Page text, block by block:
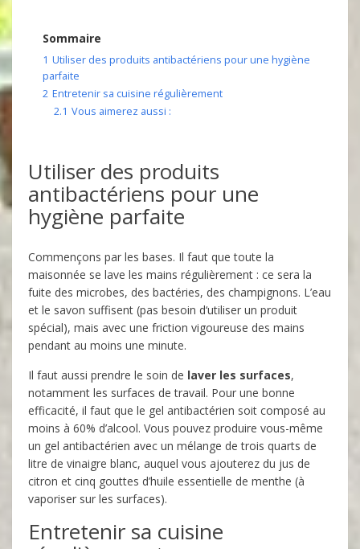
Sommaire
1 Utiliser des produits antibactériens pour une hygiène
parfaite
2 Entretenir sa cuisine régulièrement
2.1 Vous aimerez aussi :
Utiliser des produits
antibactériens pour une
hygiène parfaite
Commençons par les bases. Il faut que toute la
maisonnée se lave les mains régulièrement : ce sera la
fuite des microbes, des bactéries, des champignons. L’eau
et le savon suffisent (pas besoin d‘utiliser un produit
spécial), mais avec une friction vigoureuse des mains
pendant au moins une minute.
Il faut aussi prendre le soin de laver les surfaces,
notamment les surfaces de travail. Pour une bonne
efficacité, il faut que le gel antibactérien soit composé au
moins à 60% d’alcool. Vous pouvez produire vous-même
un gel antibactérien avec un mélange de trois quarts de
litre de vinaigre blanc, auquel vous ajouterez du jus de
citron et cinq gouttes d’huile essentielle de menthe (à
vaporiser sur les surfaces).
Entretenir sa cuisine